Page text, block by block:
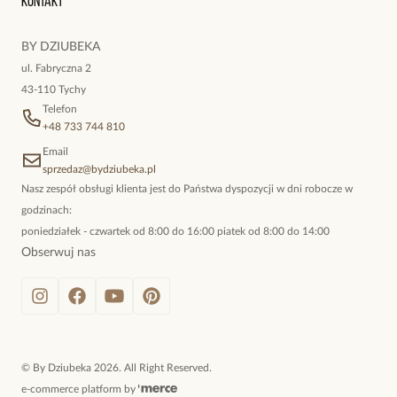
BY DZIUBEKA
ul. Fabryczna 2
43-110 Tychy
Telefon
+48 733 744 810
Email
sprzedaz@bydziubeka.pl
Nasz zespół obsługi klienta jest do Państwa dyspozycji w dni robocze w
godzinach:
poniedziałek - czwartek od 8:00 do 16:00 piatek od 8:00 do 14:00
Obserwuj nas
© By Dziubeka 2026. All Right Reserved.
e-commerce platform by